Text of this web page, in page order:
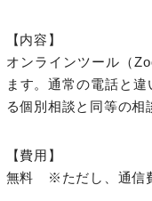
【内容】
オンラインツール（
ます。通常の電話と
る個別相談と同等の相
【費用】
無料 ※ただし、通信